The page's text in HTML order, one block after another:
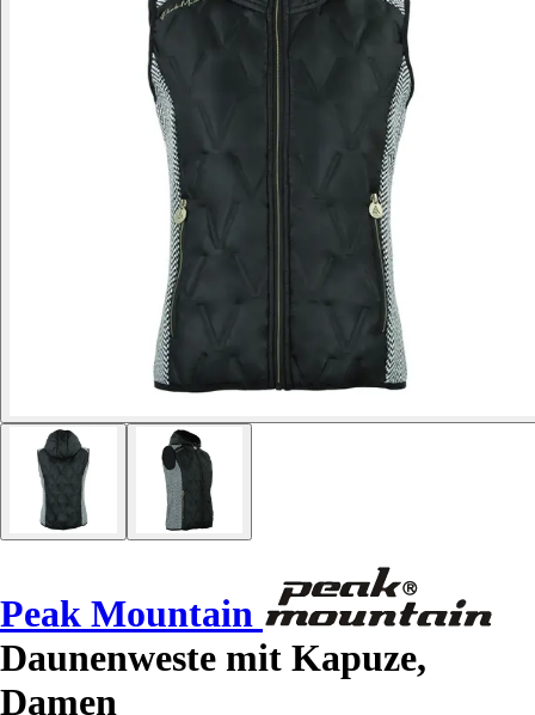
Peak Mountain
Daunenweste mit Kapuze,
Damen